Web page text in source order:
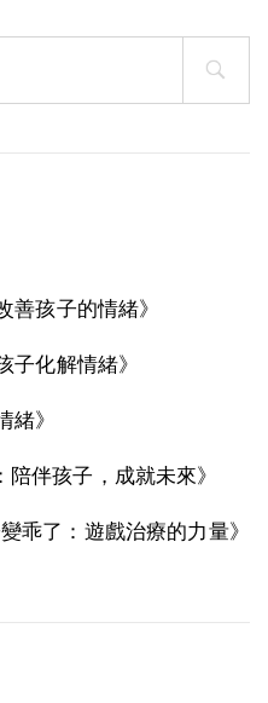
善孩子的情緒》
子化解情緒》
緒》
伴孩子，成就未來》
乖了：遊戲治療的力量》